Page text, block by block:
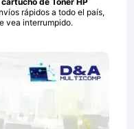
rápidos a todo el país,
vea interrumpido.